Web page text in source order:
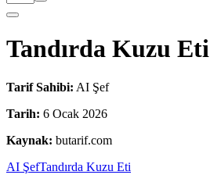
Tandırda Kuzu Eti
Tarif Sahibi: AI Şef
Tarih: 6 Ocak 2026
Kaynak: butarif.com
AI ŞefTandırda Kuzu Eti